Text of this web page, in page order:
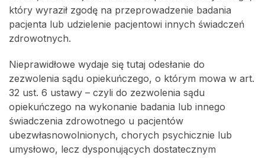
który wyraził zgodę na przeprowadzenie badania
pacjenta lub udzielenie pacjentowi innych świadczeń
zdrowotnych.
Nieprawidłowe wydaje się tutaj odesłanie do
zezwolenia sądu opiekuńczego, o którym mowa w art.
32 ust. 6 ustawy – czyli do zezwolenia sądu
opiekuńczego na wykonanie badania lub innego
świadczenia zdrowotnego u pacjentów
ubezwłasnowolnionych, chorych psychicznie lub
umysłowo, lecz dysponujących dostatecznym